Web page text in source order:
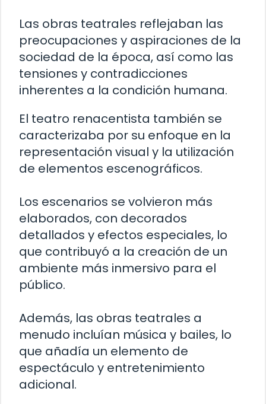
Las obras teatrales reflejaban las
preocupaciones y aspiraciones de la
sociedad de la época, así como las
tensiones y contradicciones
inherentes a la condición humana.
El teatro renacentista también se
caracterizaba por su enfoque en la
representación visual y la utilización
de elementos escenográficos.
Los escenarios se volvieron más
elaborados, con decorados
detallados y efectos especiales, lo
que contribuyó a la creación de un
ambiente más inmersivo para el
público.
Además, las obras teatrales a
menudo incluían música y bailes, lo
que añadía un elemento de
espectáculo y entretenimiento
adicional.